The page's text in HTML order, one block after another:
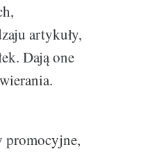
artykuły,
Dają one
promocyjne,